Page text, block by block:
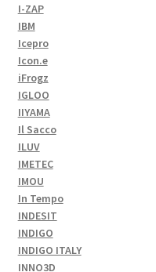
I-ZAP
IBM
Icepro
Icon.e
iFrogz
IGLOO
IIYAMA
Il Sacco
ILUV
IMETEC
IMOU
In Tempo
INDESIT
INDIGO
INDIGO ITALY
INNO3D